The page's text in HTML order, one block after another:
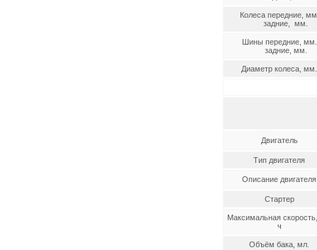
Колеса передние,
задние, мм.
Шины передние, мм.
задние, мм.
Диаметр колеса, мм.
Двигатель
Тип двигателя
Описание двигателя
Стартер
Максимальная
ч
Объём бака, мл.